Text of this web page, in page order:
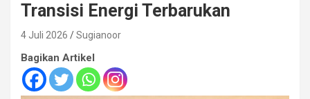
Transisi Energi Terbarukan
4 Juli 2026 Sugianoor
Bagikan Artikel